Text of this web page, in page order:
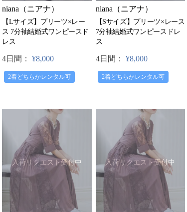
niana（ニアナ）
【Lサイズ】プリーツ×レー
ス 7分袖結婚式ワンピースド
レス
4日間： ¥8,000
2着どちらかレンタル可
niana（ニアナ）
【Sサイズ】プリーツ×レース
7分袖結婚式ワンピースドレ
ス
4日間： ¥8,000
2着どちらかレンタル可
入荷リクエスト受付中 入荷リクエスト受付中